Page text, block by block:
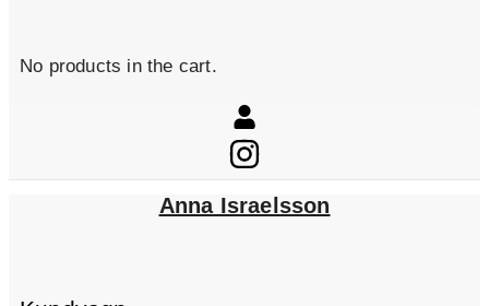
No products in the cart.
Anna Israelsson